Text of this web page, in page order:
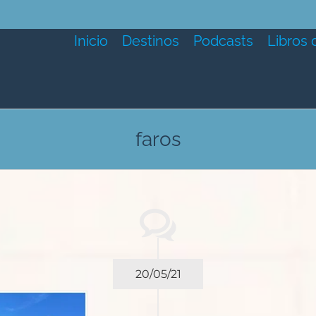
Inicio Destinos Podcasts Libros
faros
20/05/21